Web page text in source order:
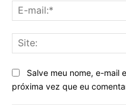
Salve meu nome, e-mail
próxima vez que eu